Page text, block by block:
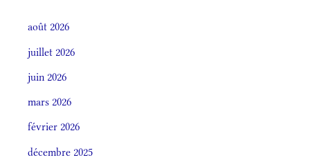
août 2026
juillet 2026
juin 2026
mars 2026
février 2026
décembre 2025